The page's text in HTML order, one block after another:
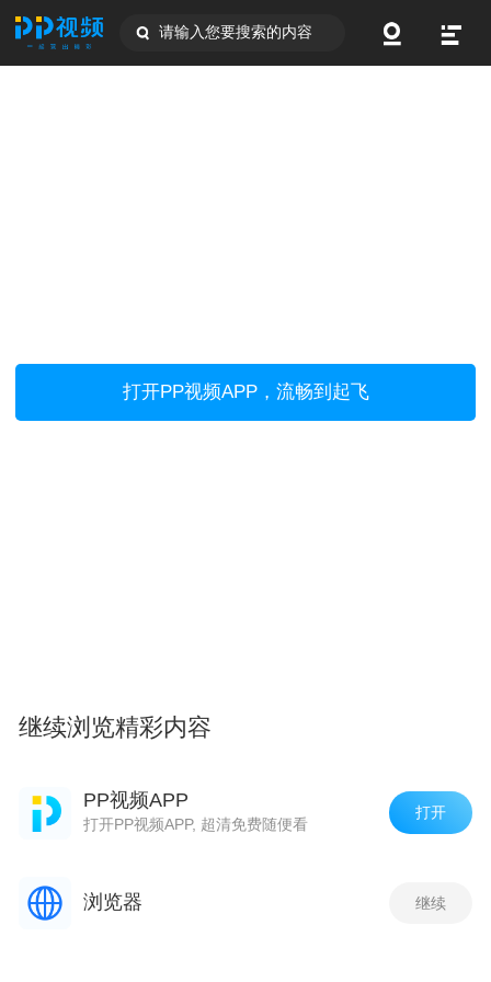
请输入您要搜索的内容
打开PP视频APP，流畅到起飞
继续浏览精彩内容
PP视频APP
打开PP视频APP, 超清免费随便看
打开
浏览器 继续